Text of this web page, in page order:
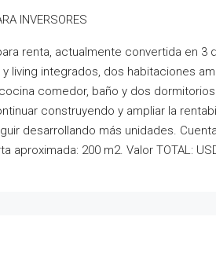
INVERSORES
renta, actualmente convertida en
living integrados, dos habitaciones
comedor, baño y dos
construyendo y ampliar la
desarrollando más unidades.
aproximada: 200 m2. Valor TOTAL: